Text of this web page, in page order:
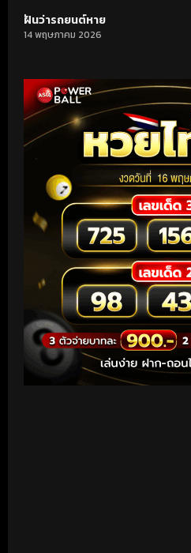
ฝันว่ารถยนต์หาย
14 พฤษภาคม 2026